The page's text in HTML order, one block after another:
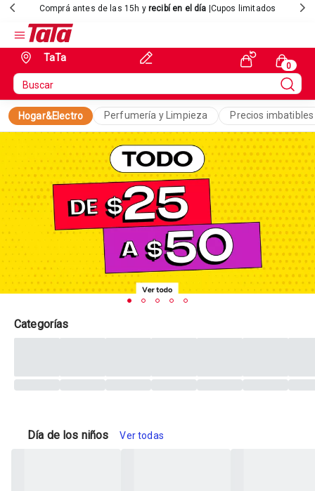
Comprá antes de las 15h y recibí en el día |Cupos limitados
TaTa
Hogar&Electro Perfumería y Limpieza Precios imbatibles
Categorías
Día de los niños Ver todas